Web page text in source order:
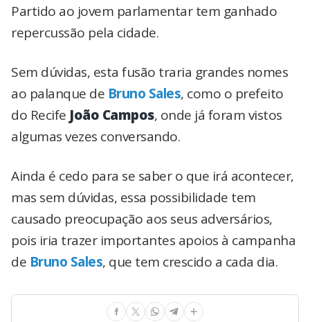
Partido ao jovem parlamentar tem ganhado
repercussão pela cidade.
Sem dúvidas, esta fusão traria grandes nomes
ao palanque de Bruno Sales, como o prefeito
do Recife João Campos, onde já foram vistos
algumas vezes conversando.
Ainda é cedo para se saber o que irá acontecer,
mas sem dúvidas, essa possibilidade tem
causado preocupação aos seus adversários,
pois iria trazer importantes apoios à campanha
de Bruno Sales, que tem crescido a cada dia.